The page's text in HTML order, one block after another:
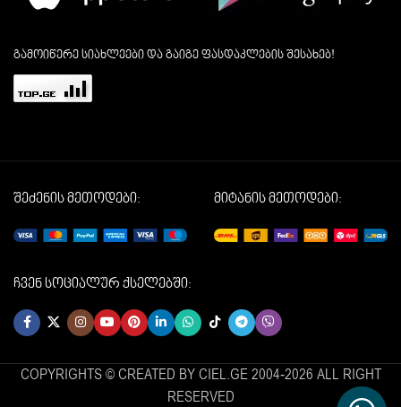
გამოიწერე სიახლეები და გაიგე ფასდაკლების შესახებ!
შეძენის მეთოდები: მიტანის მეთოდები:
ჩვენ სოციალურ ქსელებში:
COPYRIGHTS © CREATED BY CIEL.GE 2004-2026 ALL RIGHT
RESERVED